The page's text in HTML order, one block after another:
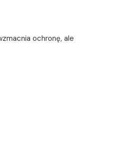
ochronę, ale